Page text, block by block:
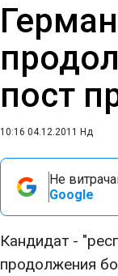
пост
10:16 04.12.2011 Нд
Не
Google
Кандидат -
продолжения